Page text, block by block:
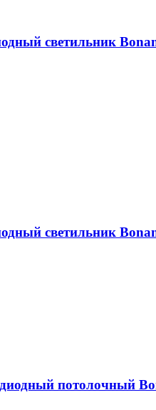
светильник
светильник
потолочный